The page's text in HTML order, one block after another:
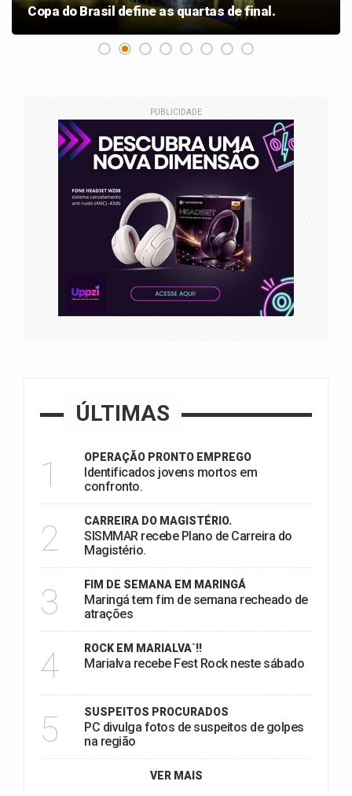
Copa do Brasil define as quartas de final.
PUBLICIDADE
ÚLTIMAS
1 OPERAÇÃO PRONTO EMPREGO
Identificados jovens mortos em
confronto.
2 CARREIRA DO MAGISTÉRIO.
SISMMAR recebe Plano de Carreira do
Magistério.
3 FIM DE SEMANA EM MARINGÁ
Maringá tem fim de semana recheado de
atrações
4 ROCK EM MARIALVA`!!
Marialva recebe Fest Rock neste sábado
5 SUSPEITOS PROCURADOS
PC divulga fotos de suspeitos de golpes
na região
VER MAIS